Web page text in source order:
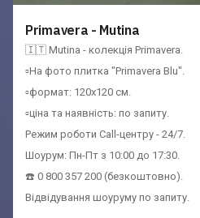
Primavera - Mutina
🇮🇹 Mutina - колекція Primavera.
▫️На фото плитка "Primavera Blu".
▫️формат: 120x120 см.
▫️ціна та наявність: по запиту.
Режим роботи Call-центру - 24/7.
Шоурум: Пн-Пт з 10:00 до 17:30.
☎️ 0 800 357 200 (безкоштовно).
Відвідування шоуруму по запиту.